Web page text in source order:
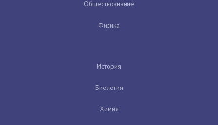
Обществознание
Физика
История
Биология
Химия